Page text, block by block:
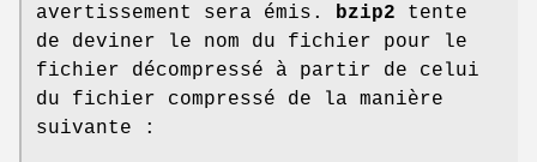
avertissement sera émis.
bzip2 tente
de deviner le nom du fichier pour le
fichier décompressé à partir de celui
du fichier compressé de la manière
suivante :